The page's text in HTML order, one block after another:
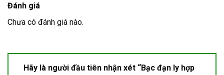
Đánh giá
Chưa có đánh giá nào.
Hãy là người đầu tiên nhận xét “Bạc đạn ly hợp